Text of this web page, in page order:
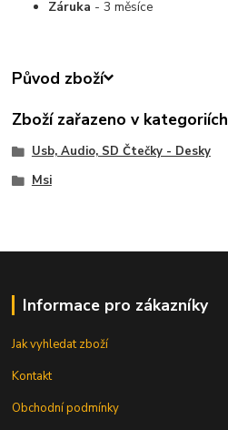
Záruka - 3 měsíce
Původ zboží
Zboží zařazeno v kategoriích
Usb, Audio, SD Čtečky - Desky
Msi
Informace pro zákazníky
Jak vyhledat zboží
Kontakt
Obchodní podmínky